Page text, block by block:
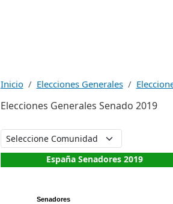
Inicio Elecciones Generales
Elecciones Generales Senado 2019
España Senadores 2019
Senadores